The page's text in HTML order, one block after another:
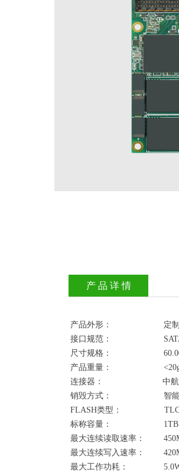
产品外形： 定制
接口规范：
尺寸规格：
产品重量：
连接器： 中航航
销毁方式： 智能
FLASH类型：
标称容量： 1TB
最大连续读取速率：
最大连续写入速率：
最大工作功耗：
产 品 详 情